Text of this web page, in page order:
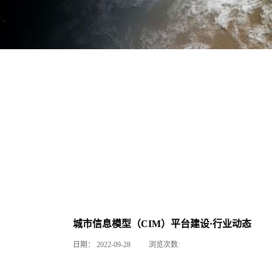
城市信息模型（CIM）平台建设·行业动态
日期： 2022-09-28 浏览次数: